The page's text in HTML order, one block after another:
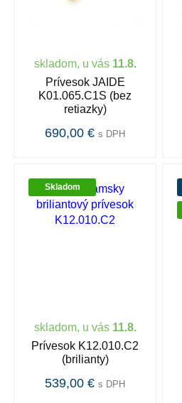
skladom, u vás 11.8.
Prívesok JAIDE
K01.065.C1S (bez
retiazky)
690,00 € s DPH
Skladom
skladom, u vás 11.8.
Prívesok K12.010.C2
(brilianty)
539,00 € s DPH